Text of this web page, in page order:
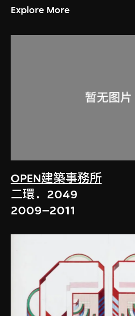
Explore More
OPEN建築事務所
二環．2049
2009–2011